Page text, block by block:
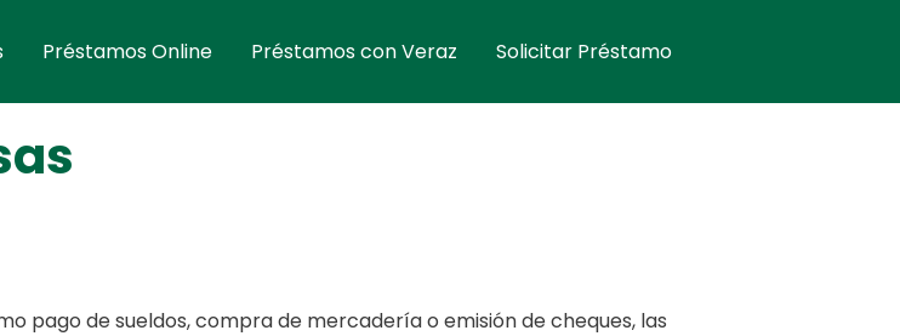
Préstamos Online Préstamos con Veraz Solicitar Préstamo
pago de sueldos, compra de mercadería o emisión de cheques, las